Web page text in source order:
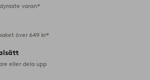
varan*
över 649 kr*
eller dela upp